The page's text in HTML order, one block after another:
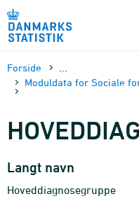
sidens
Forside
Moduldata for Sociale
Langt navn
Hoveddiagnosegruppe